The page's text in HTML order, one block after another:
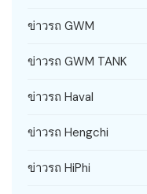
ข่าวรถ GWM
ข่าวรถ GWM TANK
ข่าวรถ Haval
ข่าวรถ Hengchi
ข่าวรถ HiPhi